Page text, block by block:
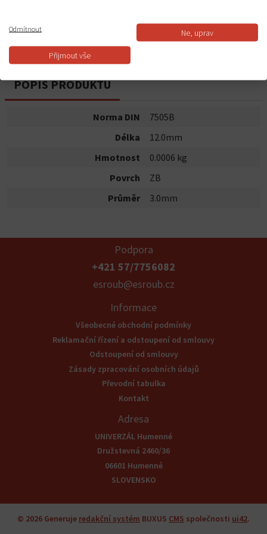
Dostupnost:Skladem
POPIS PRODUKTU
Norma DIN
7505B
Délka
12.0mm
Hmotnost
0.0006 kg
Povrch
ZB
Průměr
3.0mm
Podpora
+421 57/7756082
esroub@esroub.cz
Informace
Všeobecné obchodní podmínky
Reklamační řízení a odstoupení od smlouvy
Odstoupení od smlouvy
Zásady zpracování osobních údajů
Převodní tabulka
Kontakt
Adresa
UNIVERZÁL Humenné
Družstevná 2460/36
06601 Humenné
SLOVENSKO
© 2026 Generuje redakční systém BUXUS CMS společnosti ui42.
Odmítnout Ne, uprav
Přijmout vše